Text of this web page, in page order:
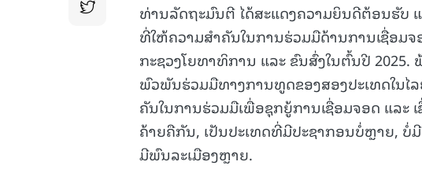
ທ່ານລັດຖະມົນຕີ ໄດ້ສະແດງຄວາມຍິນດີຕ້ອນຮັບ
ທີ່ໃຫ້ຄວາມສໍາຄັນໃນການຮ່ວມມືດ້ານການເຊື່ອມ
ກະຊວງໂຍທາທິການ ແລະ ຂົນສົ່ງໃນຕົ້ນປີ
ພົວພັນຮ່ວມມືທາງການທູດຂອງສອງປະເທດໃນໄ
ຄັນໃນການຮ່ວມມືເພື່ອຊຸກຍູ້ການເຊື່ອມຈອດ ແລະ
ຄ້າຍຄືກັນ, ເປັນປະເທດທີ່ມີປະຊາກອນບໍ່ຫຼາຍ,
ມີພົນລະເມືອງຫຼາຍ.